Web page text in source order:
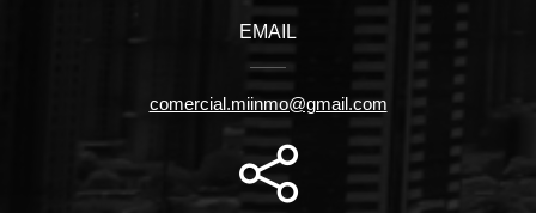
EMAIL
comercial.miinmo@gmail.com